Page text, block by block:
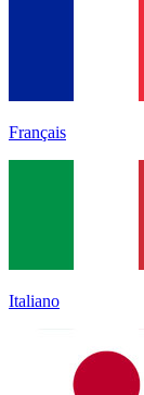
Français
Italiano